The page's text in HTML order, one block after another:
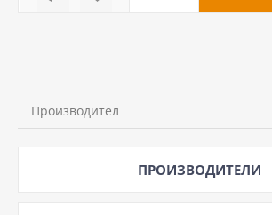
Производител
ПРОИЗВОДИТЕЛИ